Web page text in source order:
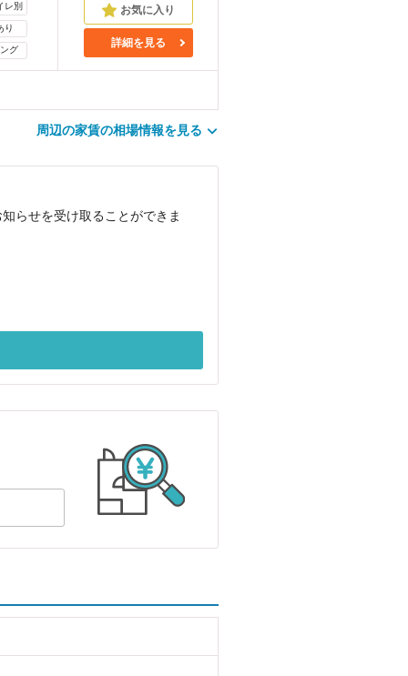
レ別
り
グ
詳細を見る
周辺の家賃の相場情報を見る
らせを受け取ることができま